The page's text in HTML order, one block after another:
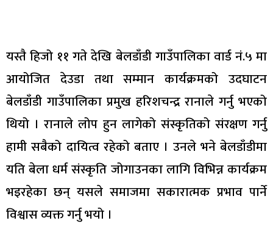
यस्तै हिजो ११ गते देखि बेलडाँडी गाउँपालिका वार्ड नं.५ मा
आयोजित देउडा तथा सम्मान कार्यक्रमको उदघाटन
बेलडाँडी गाउँपालिका प्रमुख हरिशचन्द्र रानाले गर्नु भएको
थियो । रानाले लोप हुन लागेको संस्कृतिको संरक्षण गर्नु
हामी सबैको दायित्व रहेको बताए । उनले भने बेलडाँडीमा
यति बेला धर्म संस्कृति जोगाउनका लागि विभिन्न कार्यक्रम
भइरहेका छन् यसले समाजमा सकारात्मक प्रभाव पार्ने
विश्वास व्यक्त गर्नु भयो ।